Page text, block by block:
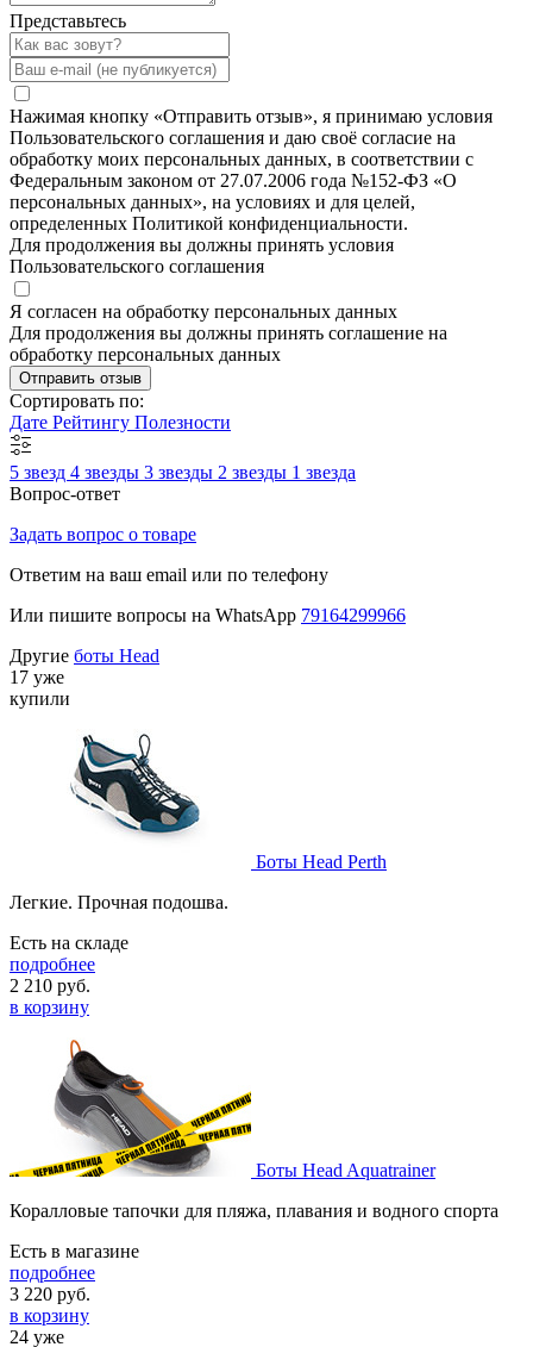
Представьтесь
Нажимая кнопку «Отправить отзыв», я принимаю условия
Пользовательского соглашения и даю своё согласие на
обработку моих персональных данных, в соответствии с
Федеральным законом от 27.07.2006 года №152-ФЗ «О
персональных данных», на условиях и для целей,
определенных Политикой конфиденциальности.
Для продолжения вы должны принять условия
Пользовательского соглашения
Я согласен на обработку персональных данных
Для продолжения вы должны принять соглашение на
обработку персональных данных
Отправить отзыв
Сортировать по:
Дате Рейтингу Полезности
5 звезд 4 звезды 3 звезды 2 звезды 1 звезда
Вопрос-ответ
Задать вопрос о товаре
Ответим на ваш email или по телефону
Или пишите вопросы на WhatsApp 79164299966
Другие боты Head
17 уже
купили
Боты Head Perth
Легкие. Прочная подошва.
Есть на складе
подробнее
2 210 руб.
в корзину
Боты Head Aquatrainer
Коралловые тапочки для пляжа, плавания и водного спорта
Есть в магазине
подробнее
3 220 руб.
в корзину
24 уже